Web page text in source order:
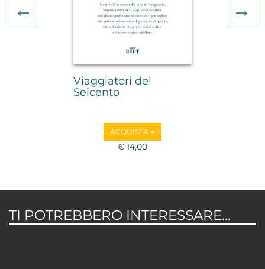
Viaggiatori del
Seicento
ACQUISTA
€ 14,00
Previous
TI POTREBBERO INTERESSARE...